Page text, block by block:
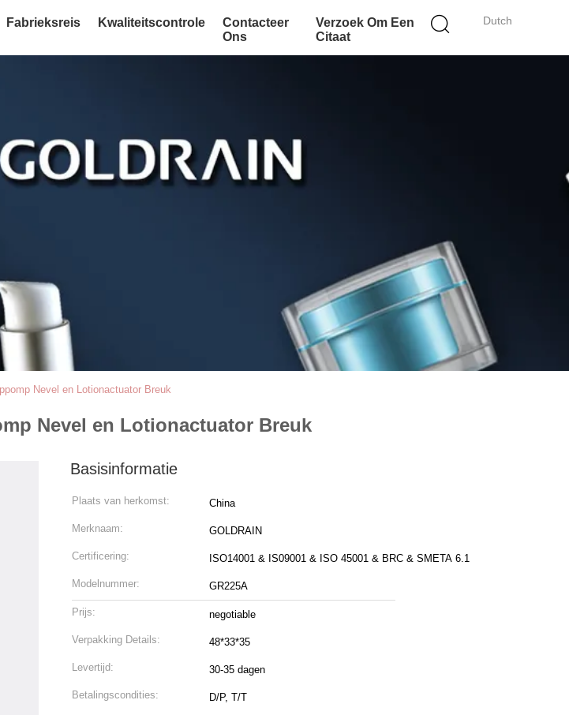
Dutch
Fabrieksreis Kwaliteitscontrole
Contacteer
Ons
Verzoek Om Een
Citaat
Nevel en Lotionactuator Breuk
Nevel en Lotionactuator Breuk
Basisinformatie
Plaats van herkomst: China
Merknaam: GOLDRAIN
Certificering: ISO14001 & IS09001 & ISO 45001 & BRC & SMETA 6.1
Modelnummer: GR225A
Prijs: negotiable
Verpakking Details: 48*33*35
Levertijd: 30-35 dagen
Betalingscondities: D/P, T/T